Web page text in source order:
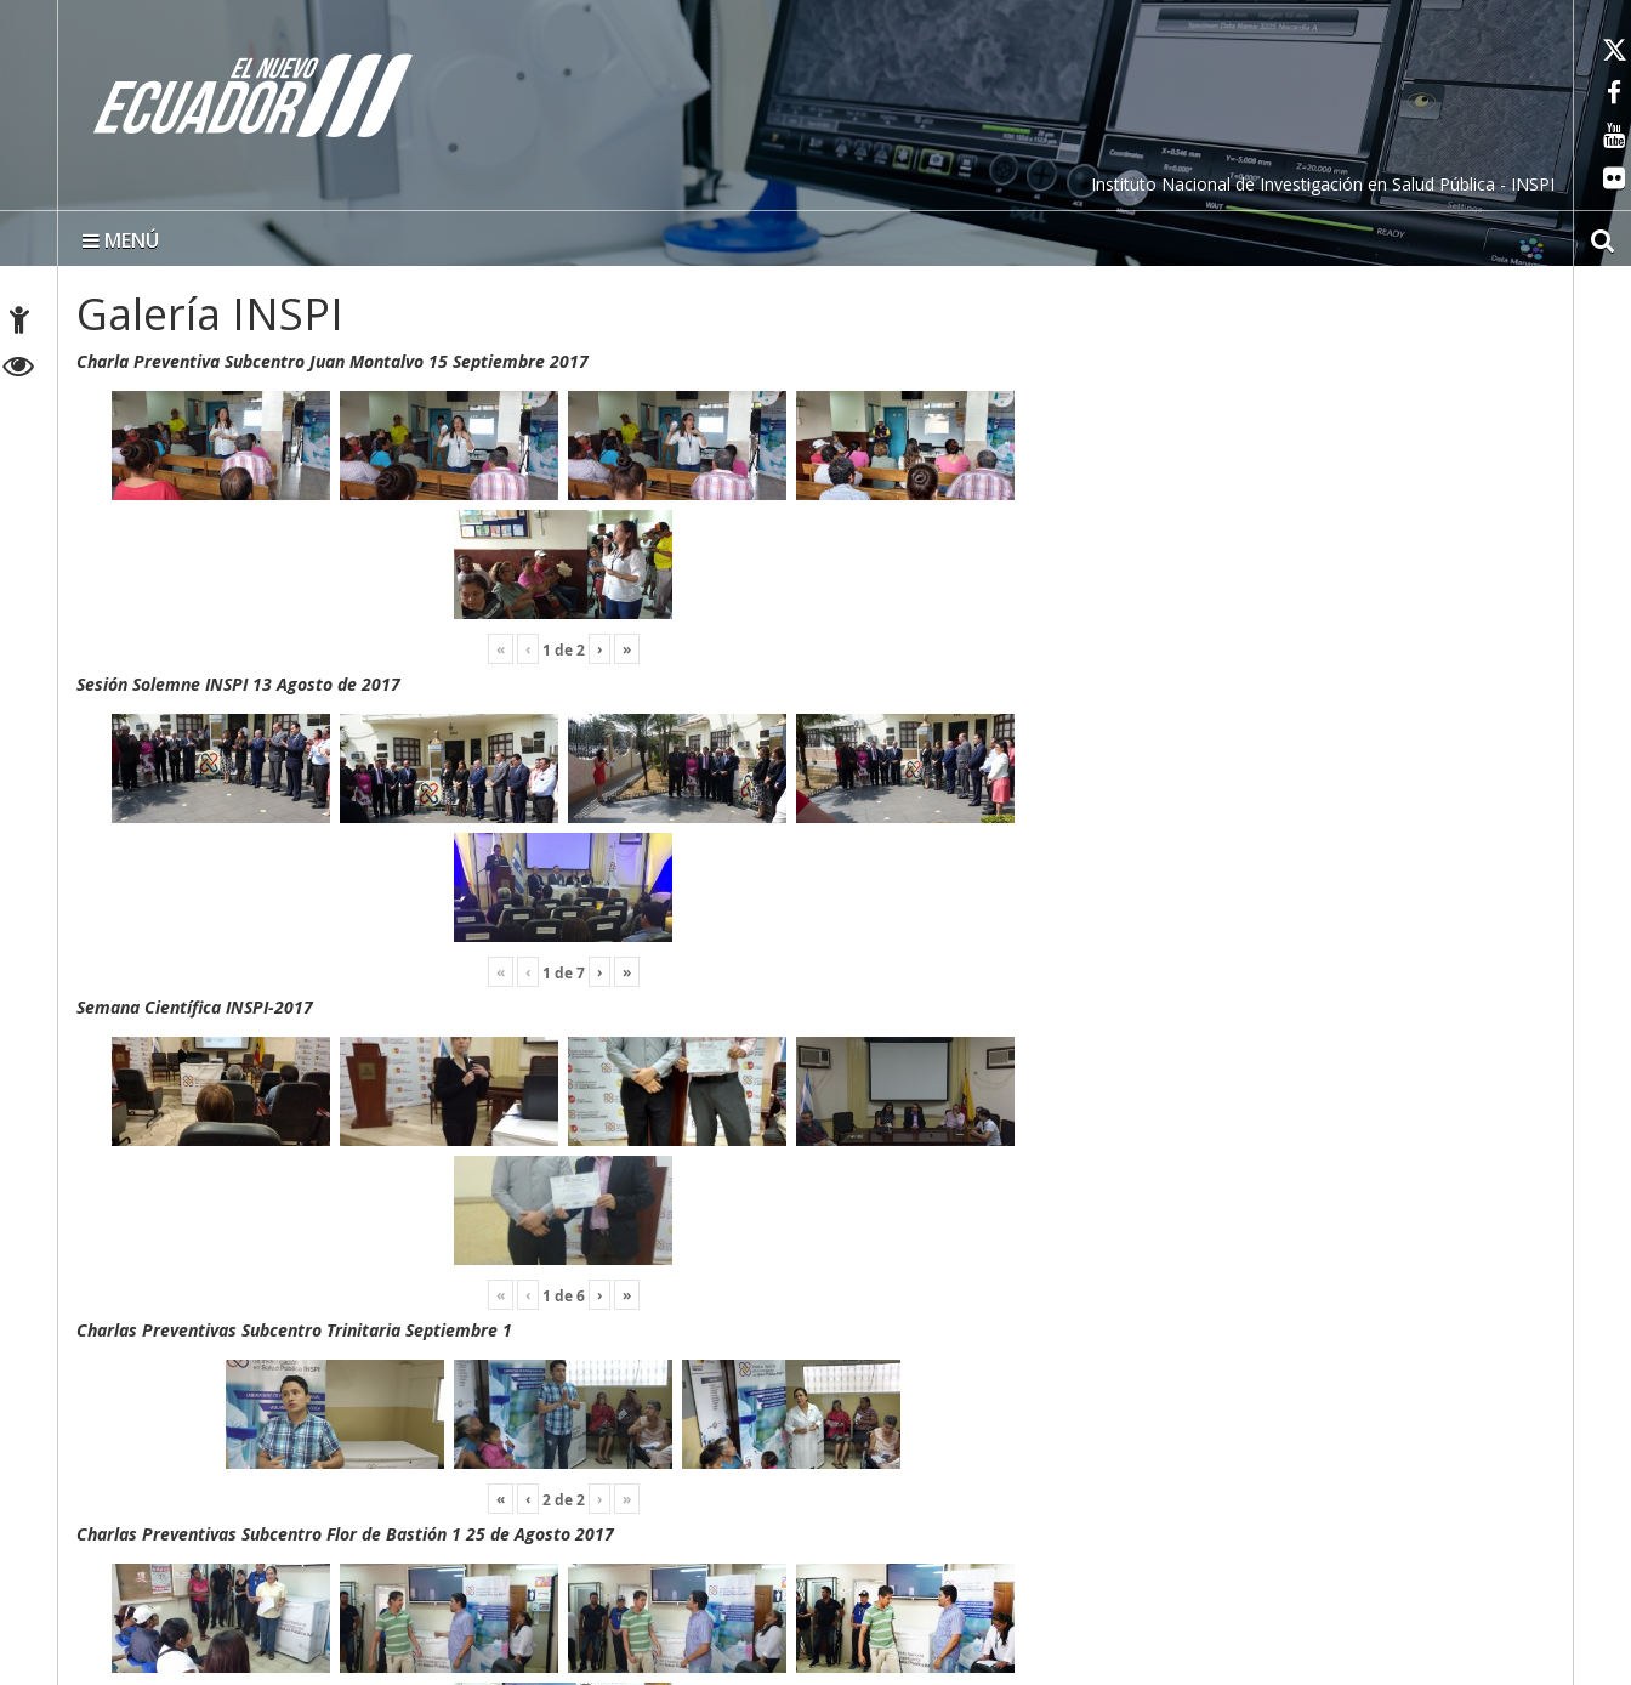
Instituto Nacional de Investigación en Salud Pública - INSPI
MENÚ
Galería INSPI
Charla Preventiva Subcentro Juan Montalvo 15 Septiembre 2017
« ‹ 1 de2 › »
Sesión Solemne INSPI 13 Agosto de 2017
« ‹ 1 de7 › »
Semana Científica INSPI-2017
« ‹ 1 de6 › »
Charlas Preventivas Subcentro Trinitaria Septiembre 1
« ‹ 2de2 › »
Charlas Preventivas Subcentro Flor de Bastión 1 25 de Agosto 2017